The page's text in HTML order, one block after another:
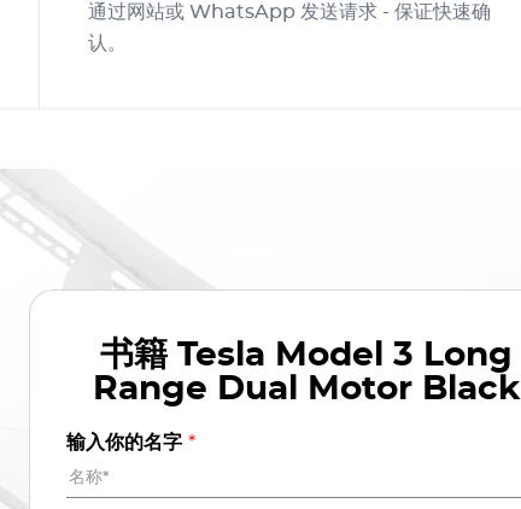
通过网站或 WhatsApp 发送请求 - 保证快速确
认。
书籍 Tesla Model 3 Long
Range Dual Motor Black
输入你的名字 *